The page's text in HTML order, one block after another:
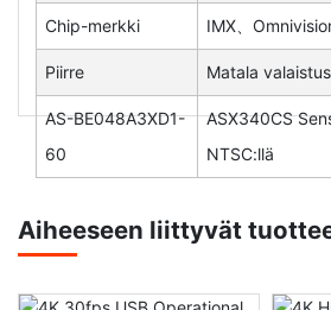
Chip-merkki IMX、
Piirre Matala
AS-BE048A3XD1-
60
ASX340CS
NTSC:llä
Aiheeseen liittyvät